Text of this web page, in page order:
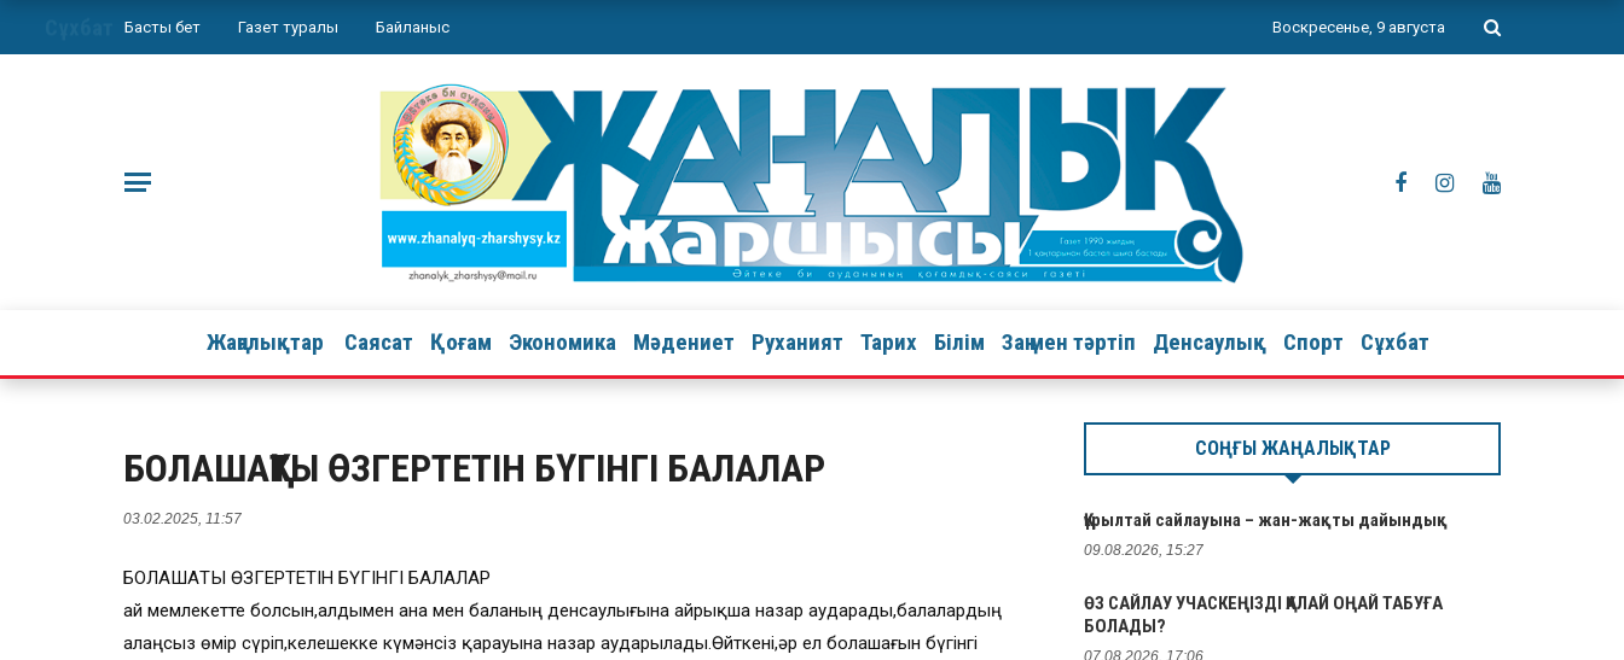
Басты бет Газет туралы Байланыс Воскресенье, 9 августа
Жаңалықтар Саясат Қоғам Экономика Мәдениет Руханият Тарих Білім Заң мен тәртіп Денсаулық Спорт Сұхбат
БОЛАШАҚТЫ ӨЗГЕРТЕТІН БҮГІНГІ БАЛАЛАР
03.02.2025, 11:57
БОЛАШАҚТЫ ӨЗГЕРТЕТІН БҮГІНГІ БАЛАЛАР
Қай мемлекетте болсын,алдымен ана мен баланың денсаулығына айрықша назар аударады,балалардың
алаңсыз өмір сүріп,келешекке күмәнсіз қарауына назар аударылады.Өйткені,әр ел болашағын бүгінгі
СОҢҒЫ ЖАҢАЛЫҚТАР
Құрылтай сайлауына – жан-жақты дайындық
09.08.2026, 15:27
ӨЗ САЙЛАУ УЧАСКЕҢІЗДІ ҚАЛАЙ ОҢАЙ ТАБУҒА
БОЛАДЫ?
07.08.2026, 17:06